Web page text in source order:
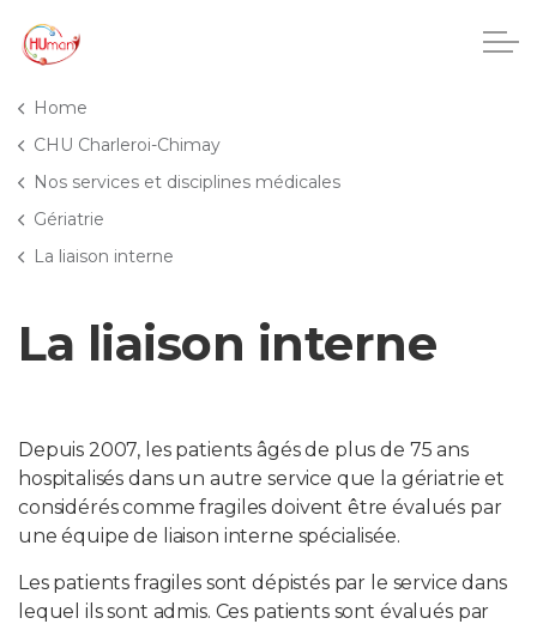
CHU Charleroi-Chimay
Maisons de repos
Crèches
Projets IA
HUmani
PROFESSIONNELS DE LA SANTÉ
Home
CHU Charleroi-Chimay
Nos services et disciplines médicales
Gériatrie
La liaison interne
La liaison interne
Depuis 2007, les patients âgés de plus de 75 ans
hospitalisés dans un autre service que la gériatrie et
considérés comme fragiles doivent être évalués par
une équipe de liaison interne spécialisée.
Les patients fragiles sont dépistés par le service dans
lequel ils sont admis. Ces patients sont évalués par